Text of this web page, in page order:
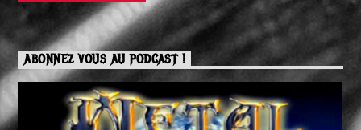
ABONNEZ VOUS AU PODCAST !